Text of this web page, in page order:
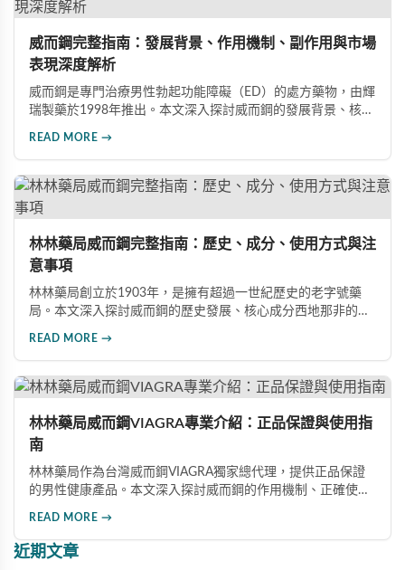
威而鋼完整指南：發展背景、作用機制、副作用與市場
表現深度解析
威而鋼是專門治療男性勃起功能障礙（ED）的處方藥物，由輝
瑞製藥於1998年推出。本文深入探討威而鋼的發展背景、核心
READ MORE →
林林藥局威而鋼完整指南：歷史、成分、使用方式與注
意事項
林林藥局創立於1903年，是擁有超過一世紀歷史的老字號藥
局。本文深入探討威而鋼的歷史發展、核心成分西地那非的作
READ MORE →
林林藥局威而鋼VIAGRA專業介紹：正品保證與使用指
南
林林藥局作為台灣威而鋼VIAGRA獨家總代理，提供正品保證
的男性健康產品。本文深入探討威而鋼的作用機制、正確使用
擇。
READ MORE →
近期文章